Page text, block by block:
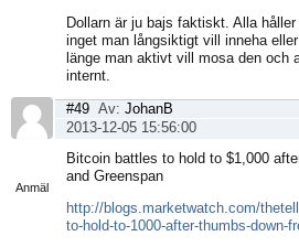
Dollarn är ju bajs faktiskt. Alla
inget man långsiktigt vill inneha
länge man aktivt vill mosa den och
internt.
Anmäl
#49 Av: JohanB
2013-12-05 15:56:00
Bitcoin battles to hold to $1,000
and Greenspan
http://blogs.marketwatch.com/
to-hold-to-1000-after-thumbs-down-